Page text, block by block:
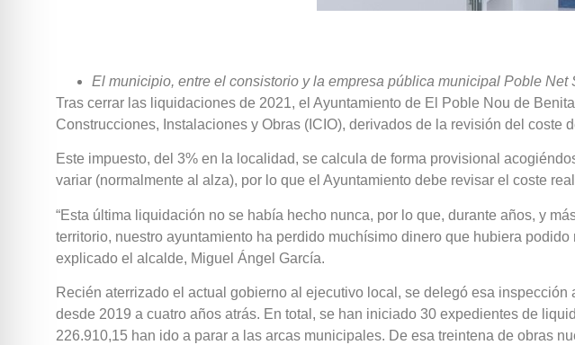
El municipio, entre el consistorio y la empresa pública municipal Poble Net
Tras cerrar las liquidaciones de 2021, el Ayuntamiento de El Poble Nou de
Construcciones, Instalaciones y Obras (ICIO), derivados de la revisión del coste
Este impuesto, del 3% en la localidad, se calcula de forma provisional
variar (normalmente al alza), por lo que el Ayuntamiento debe revisar el coste
“Esta última liquidación no se había hecho nunca, por lo que, durante años, y
territorio, nuestro ayuntamiento ha perdido muchísimo dinero que hubiera
explicado el alcalde, Miguel Ángel García.
Recién aterrizado el actual gobierno al ejecutivo local, se delegó esa
desde 2019 a cuatro años atrás. En total, se han iniciado 30 expedientes de
226.910,15 han ido a parar a las arcas municipales. De esa treintena de obras